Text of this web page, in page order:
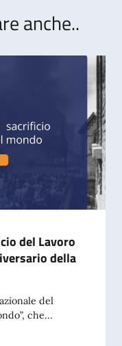
anche..
del Lavoro
della
del
che...